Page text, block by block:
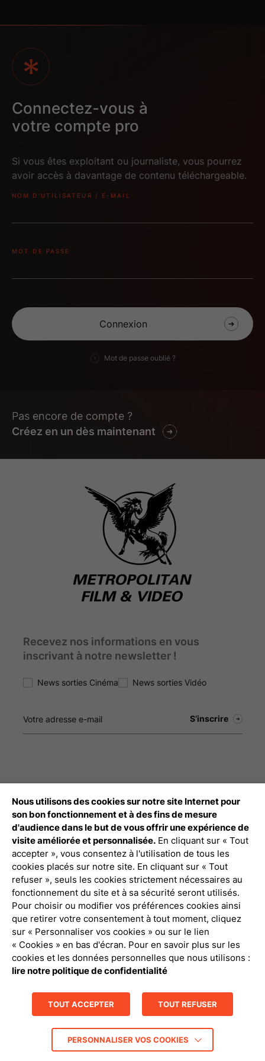
2D-ANTHOLOGIE-
LA-VERTU-DES-
VOD-2000x3000-v3
LA-VERTU-DES-
VOD-2000X2667
Connectez-vous à
votre compte pro
Si vous êtes exploitant ou journaliste, vous pourrez
avoir accès à davantage de contenu téléchargeable.
NOM D'UTILISATEUR / E-MAIL
MOT DE PASSE
Mot de passe oublié ?
Pas encore de compte ?
Créez en un dès maintenant
Recevez nos informations en vous
inscrivant à notre newsletter !
News sorties Cinéma News sorties Vidéo
Débloquez tout le contenu à télécharger
Connexion Pro
Politique de confidentialité
Mentions légales
Crédits : La Jungle
Nous utilisons des cookies sur notre site Internet pour
son bon fonctionnement et à des fins de mesure
d'audience dans le but de vous offrir une expérience de
visite améliorée et personnalisée. En cliquant sur « Tout
accepter », vous consentez à l'utilisation de tous les
cookies placés sur notre site. En cliquant sur « Tout
refuser », seuls les cookies strictement nécessaires au
fonctionnement du site et à sa sécurité seront utilisés.
Pour choisir ou modifier vos préférences cookies ainsi
que retirer votre consentement à tout moment, cliquez
sur « Personnaliser vos cookies » ou sur le lien
« Cookies » en bas d'écran. Pour en savoir plus sur les
cookies et les données personnelles que nous utilisons :
lire notre politique de confidentialité
TOUT ACCEPTER TOUT REFUSER
PERSONNALISER VOS COOKIES